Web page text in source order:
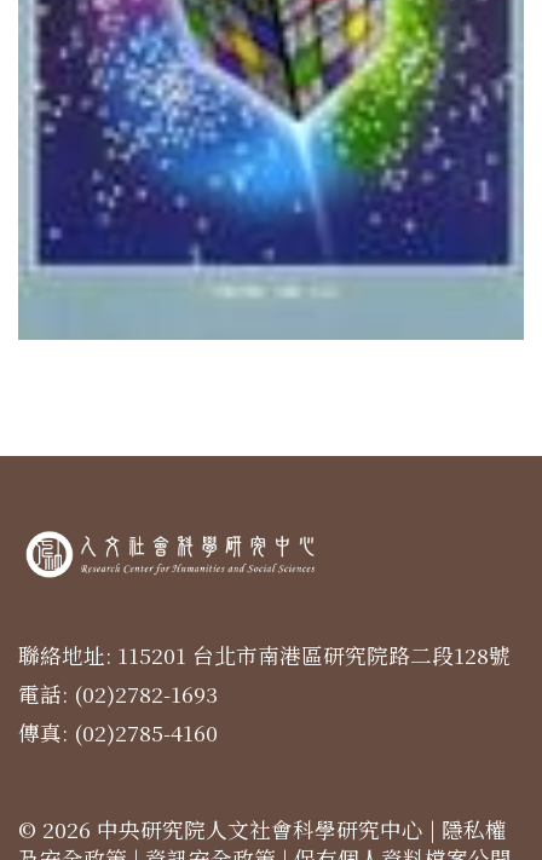
聯絡地址: 115201 台北市南港區研究院路二段128號
電話: (02)2782-1693
傳真: (02)2785-4160
© 2026 中央研究院人文社會科學研究中心 | 隱私權